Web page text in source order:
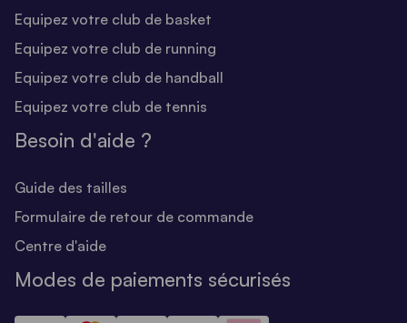
Equipez votre club de basket
Equipez votre club de running
Equipez votre club de handball
Equipez votre club de tennis
Besoin d'aide ?
Guide des tailles
Formulaire de retour de commande
Centre d'aide
Modes de paiements sécurisés